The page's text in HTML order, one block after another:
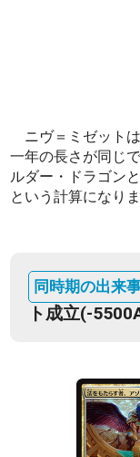
ニヴ＝ミゼット
一年の長さが同じ
ルダー・ドラゴン
という計算になりま
ト成立(-